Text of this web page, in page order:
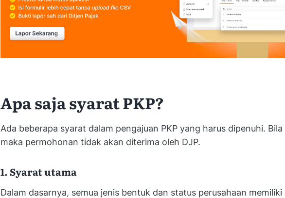
Apa saja syarat PKP?
Ada beberapa syarat dalam pengajuan PKP yang harus dipenuhi.
maka permohonan tidak akan diterima oleh DJP.
1. Syarat utama
Dalam dasarnya, semua jenis bentuk dan status perusahaan memiliki